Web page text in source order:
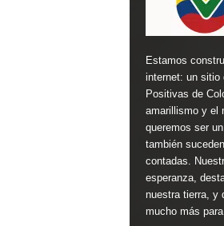
Estamos
internet: un sitio
Positivas de
amarillismo y el
queremos ser
también
contadas.
esperanza,
nuestra tierra, y
mucho más